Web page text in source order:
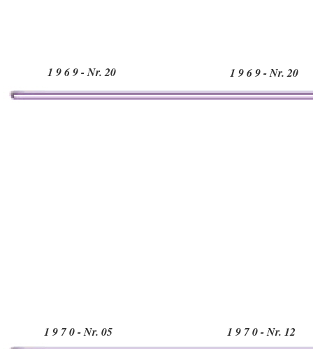
1 9 6 9 - Nr. 20 1 9 6 9 - Nr. 20
1 9 7 0 - Nr. 05 1 9 7 0 - Nr. 12